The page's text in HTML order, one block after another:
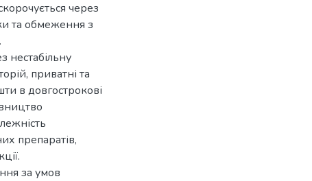
через
та обмеження з
нестабільну
приватні та
в довгострокові
препаратів,
за умов